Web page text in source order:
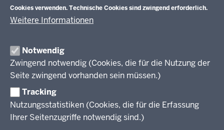
Cookies verwenden. Technische Cookies sind zwingend erforderlich.
Weitere Informationen
Notwendig
Zwingend notwendig (Cookies, die für die Nutzung der
Seite zwingend vorhanden sein müssen.)
Tracking
Nutzungsstatistiken (Cookies, die für die Erfassung
Ihrer Seitenzugriffe notwendig sind.)
Im Überblick
Berufsbildung NRW
Das Berufskolleg in NRW
Abschlüsse und Anschlüsse
Bildungsgänge / Bildungspläne